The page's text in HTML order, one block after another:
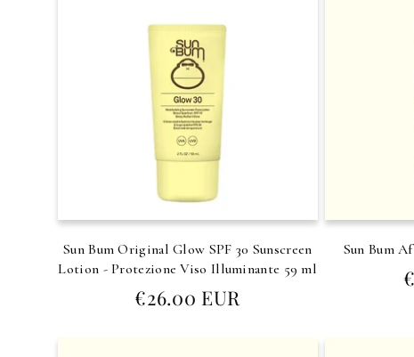
Sun Bum Original Glow SPF 30 Sunscreen
Lotion - Protezione Viso Illuminante 59 ml
Prezzo
di
€26.00 EUR
Sun Bum